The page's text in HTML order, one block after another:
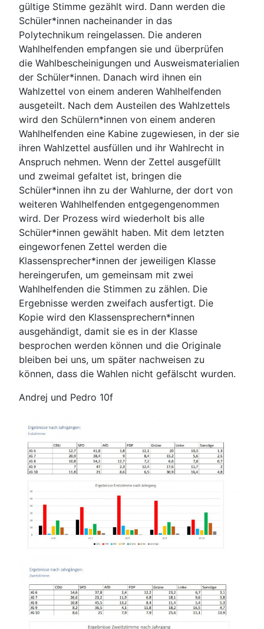
gültige Stimme gezählt wird. Dann werden die
Schüler*innen nacheinander in das
Polytechnikum reingelassen. Die anderen
Wahlhelfenden empfangen sie und überprüfen
die Wahlbescheinigungen und Ausweismaterialien
der Schüler*innen. Danach wird ihnen ein
Wahlzettel von einem anderen Wahlhelfenden
ausgeteilt. Nach dem Austeilen des Wahlzettels
wird den Schülern*innen von einem anderen
Wahlhelfenden eine Kabine zugewiesen, in der sie
ihren Wahlzettel ausfüllen und ihr Wahlrecht in
Anspruch nehmen. Wenn der Zettel ausgefüllt
und zweimal gefaltet ist, bringen die
Schüler*innen ihn zu der Wahlurne, der dort von
weiteren Wahlhelfenden entgegengenommen
wird. Der Prozess wird wiederholt bis alle
Schüler*innen gewählt haben. Mit dem letzten
eingeworfenen Zettel werden die
Klassensprecher*innen der jeweiligen Klasse
hereingerufen, um gemeinsam mit zwei
Wahlhelfenden die Stimmen zu zählen. Die
Ergebnisse werden zweifach ausfertigt. Die
Kopie wird den Klassensprechern*innen
ausgehändigt, damit sie es in der Klasse
besprochen werden können und die Originale
bleiben bei uns, um später nachweisen zu
können, dass die Wahlen nicht gefälscht wurden.
Andrej und Pedro 10f